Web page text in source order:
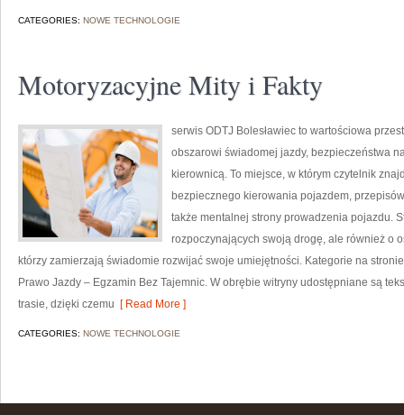
CATEGORIES: NOWE TECHNOLOGIE
Motoryzacyjne Mity i Fakty
serwis ODTJ Bolesławiec to wartościowa
obszarowi świadomej jazdy, bezpieczeństwa
kierownicą. To miejsce, w którym czytelnik
bezpiecznego kierowania pojazdem,
także mentalnej strony prowadzenia pojazdu.
rozpoczynających swoją drogę, ale również o
którzy zamierzają świadomie rozwijać swoje umiejętności. Kategorie na
Prawo Jazdy – Egzamin Bez Tajemnic. W obrębie witryny udostępniane są
trasie, dzięki czemu [ Read More ]
CATEGORIES: NOWE TECHNOLOGIE